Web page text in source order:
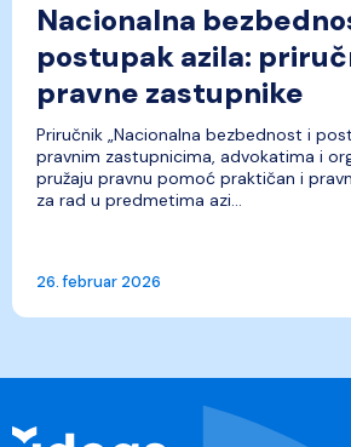
Nacionalna
postupak azila:
pravne zastupnike
Priručnik „Nacionalna bezbednost i
pravnim zastupnicima, advokatima i
pružaju pravnu pomoć praktičan i
za rad u predmetima azi...
26. februar 2026